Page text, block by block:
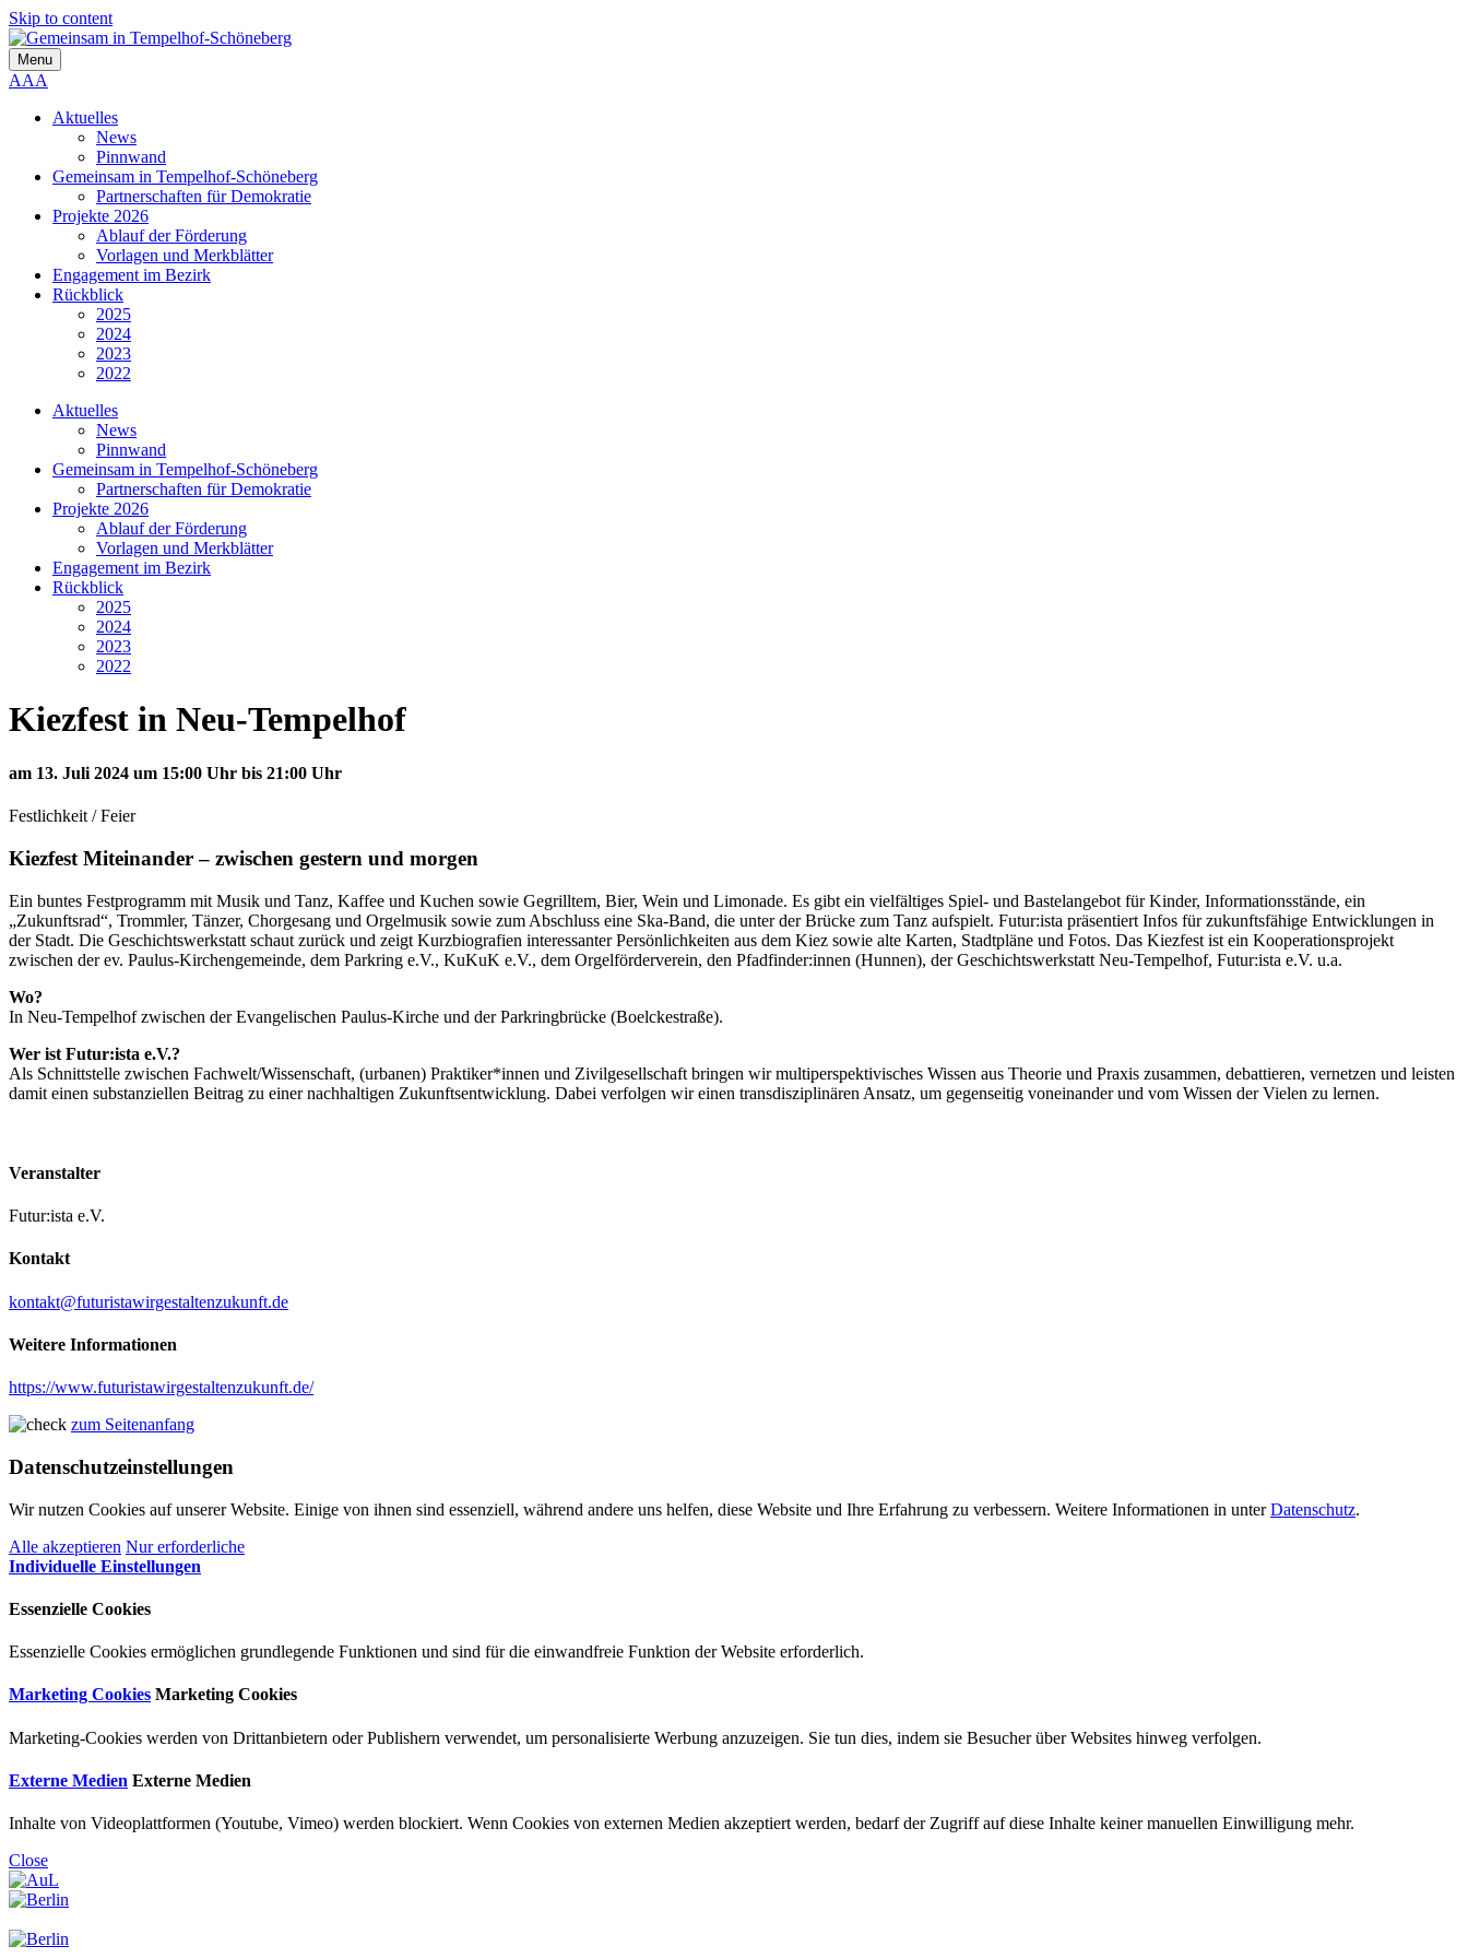
Skip to content
Menu
AAA
Aktuelles
News
Pinnwand
Gemeinsam in Tempelhof-Schöneberg
Partnerschaften für Demokratie
Projekte 2026
Ablauf der Förderung
Vorlagen und Merkblätter
Engagement im Bezirk
Rückblick
2025
2024
2023
2022
Aktuelles
News
Pinnwand
Gemeinsam in Tempelhof-Schöneberg
Partnerschaften für Demokratie
Projekte 2026
Ablauf der Förderung
Vorlagen und Merkblätter
Engagement im Bezirk
Rückblick
2025
2024
2023
2022
Kiezfest in Neu-Tempelhof
am 13. Juli 2024 um 15:00 Uhr bis 21:00 Uhr
Festlichkeit / Feier
Kiezfest Miteinander – zwischen gestern und morgen
Ein buntes Festprogramm mit Musik und Tanz, Kaffee und Kuchen sowie Gegrilltem, Bier, Wein und Limonade. Es gibt ein vielfältiges Spiel- und Bastelangebot für Kinder, Informationsstände, ein
„Zukunftsrad“, Trommler, Tänzer, Chorgesang und Orgelmusik sowie zum Abschluss eine Ska-Band, die unter der Brücke zum Tanz aufspielt. Futur:ista präsentiert Infos für zukunftsfähige Entwicklungen in
der Stadt. Die Geschichtswerkstatt schaut zurück und zeigt Kurzbiografien interessanter Persönlichkeiten aus dem Kiez sowie alte Karten, Stadtpläne und Fotos. Das Kiezfest ist ein Kooperationsprojekt
zwischen der ev. Paulus-Kirchengemeinde, dem Parkring e.V., KuKuK e.V., dem Orgelförderverein, den Pfadfinder:innen (Hunnen), der Geschichtswerkstatt Neu-Tempelhof, Futur:ista e.V. u.a.
Wo?
In Neu-Tempelhof zwischen der Evangelischen Paulus-Kirche und der Parkringbrücke (Boelckestraße).
Wer ist Futur:ista e.V.?
Als Schnittstelle zwischen Fachwelt/Wissenschaft, (urbanen) Praktiker*innen und Zivilgesellschaft bringen wir multiperspektivisches Wissen aus Theorie und Praxis zusammen, debattieren, vernetzen und leisten
damit einen substanziellen Beitrag zu einer nachhaltigen Zukunftsentwicklung. Dabei verfolgen wir einen transdisziplinären Ansatz, um gegenseitig voneinander und vom Wissen der Vielen zu lernen.
Veranstalter
Futur:ista e.V.
Kontakt
kontakt@futuristawirgestaltenzukunft.de
Weitere Informationen
https://www.futuristawirgestaltenzukunft.de/
zum Seitenanfang
Datenschutzeinstellungen
Wir nutzen Cookies auf unserer Website. Einige von ihnen sind essenziell, während andere uns helfen, diese Website und Ihre Erfahrung zu verbessern. Weitere Informationen in unterDatenschutz.
Alle akzeptieren Nur erforderliche
Individuelle Einstellungen
Essenzielle Cookies
Essenzielle Cookies ermöglichen grundlegende Funktionen und sind für die einwandfreie Funktion der Website erforderlich.
Marketing Cookies Marketing Cookies
Marketing-Cookies werden von Drittanbietern oder Publishern verwendet, um personalisierte Werbung anzuzeigen. Sie tun dies, indem sie Besucher über Websites hinweg verfolgen.
Externe Medien Externe Medien
Inhalte von Videoplattformen (Youtube, Vimeo) werden blockiert. Wenn Cookies von externen Medien akzeptiert werden, bedarf der Zugriff auf diese Inhalte keiner manuellen Einwilligung mehr.
Close